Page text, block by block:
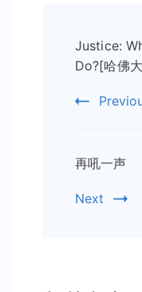
Justice:
Do?[哈佛
再吼一声
Next